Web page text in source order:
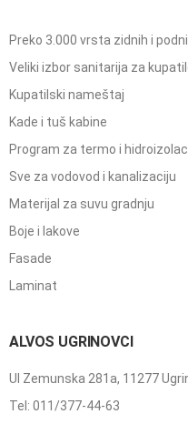
Preko 3.000 vrsta zidnih i
Veliki izbor sanitarija za
Kupatilski nameštaj
Kade i tuš kabine
Program za termo i
Sve za vodovod i kanalizaciju
Materijal za suvu gradnju
Boje i lakove
Fasade
Laminat
ALVOS UGRINOVCI
Ul Zemunska 281a, 11277
Tel: 011/377-44-63